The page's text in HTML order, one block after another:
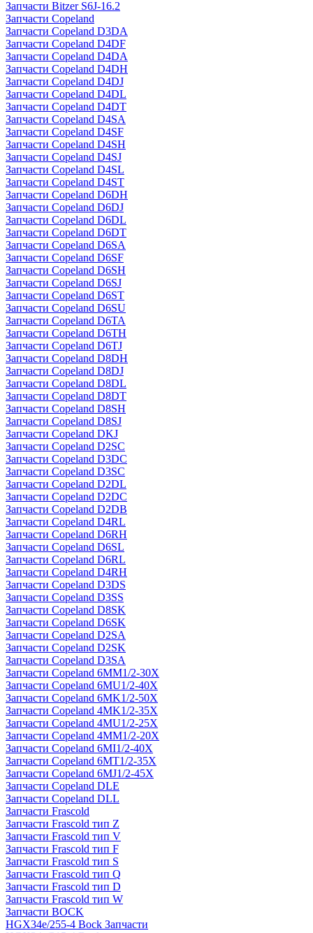
Запчасти Bitzer S6J-16.2
Запчасти Copeland
Запчасти Copeland D3DA
Запчасти Copeland D4DF
Запчасти Copeland D4DA
Запчасти Copeland D4DH
Запчасти Copeland D4DJ
Запчасти Copeland D4DL
Запчасти Copeland D4DT
Запчасти Copeland D4SA
Запчасти Copeland D4SF
Запчасти Copeland D4SH
Запчасти Copeland D4SJ
Запчасти Copeland D4SL
Запчасти Copeland D4ST
Запчасти Copeland D6DH
Запчасти Copeland D6DJ
Запчасти Copeland D6DL
Запчасти Copeland D6DT
Запчасти Copeland D6SA
Запчасти Copeland D6SF
Запчасти Copeland D6SH
Запчасти Copeland D6SJ
Запчасти Copeland D6ST
Запчасти Copeland D6SU
Запчасти Copeland D6TA
Запчасти Copeland D6TH
Запчасти Copeland D6TJ
Запчасти Copeland D8DH
Запчасти Copeland D8DJ
Запчасти Copeland D8DL
Запчасти Copeland D8DT
Запчасти Copeland D8SH
Запчасти Copeland D8SJ
Запчасти Copeland DKJ
Запчасти Copeland D2SC
Запчасти Copeland D3DC
Запчасти Copeland D3SC
Запчасти Copeland D2DL
Запчасти Copeland D2DC
Запчасти Copeland D2DB
Запчасти Copeland D4RL
Запчасти Copeland D6RH
Запчасти Copeland D6SL
Запчасти Copeland D6RL
Запчасти Copeland D4RH
Запчасти Copeland D3DS
Запчасти Copeland D3SS
Запчасти Copeland D8SK
Запчасти Copeland D6SK
Запчасти Copeland D2SA
Запчасти Copeland D2SK
Запчасти Copeland D3SA
Запчасти Copeland 6MM1/2-30X
Запчасти Copeland 6MU1/2-40X
Запчасти Copeland 6MK1/2-50X
Запчасти Copeland 4MK1/2-35X
Запчасти Copeland 4MU1/2-25X
Запчасти Copeland 4MM1/2-20X
Запчасти Copeland 6MI1/2-40X
Запчасти Copeland 6MT1/2-35X
Запчасти Copeland 6MJ1/2-45X
Запчасти Copeland DLE
Запчасти Copeland DLL
Запчасти Frascold
Запчасти Frascold тип Z
Запчасти Frascold тип V
Запчасти Frascold тип F
Запчасти Frascold тип S
Запчасти Frascold тип Q
Запчасти Frascold тип D
Запчасти Frascold тип W
Запчасти BOCK
HGX34e/255-4 Bock Запчасти